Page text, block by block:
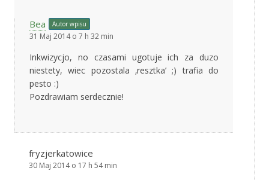
Bea Autor wpisu
31 Maj 2014 o 7 h 32 min
Inkwizycjo, no czasami ugotuje ich za duzo
niestety, wiec pozostala ‚resztka’ ;) trafia do
pesto :)
Pozdrawiam serdecznie!
fryzjerkatowice
30 Maj 2014 o 17 h 54 min